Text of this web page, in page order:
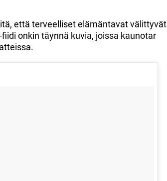
että terveelliset elämäntavat välittyvät
onkin täynnä kuvia, joissa kaunotar